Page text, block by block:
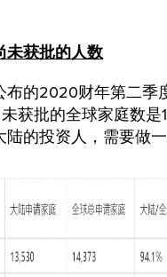
未获批的人数
布的2020财年第二季
获批的全球家庭数是
的投资人，需要做一